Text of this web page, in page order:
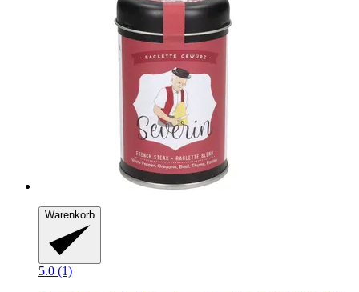
Warenkorb
5.0 (1)